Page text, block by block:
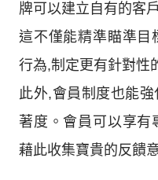
牌可以建立自有的客
這不僅能精準瞄準目
行為,制定更有針對性
此外,會員制度也能
著度。會員可以享有
藉此收集寶貴的反饋